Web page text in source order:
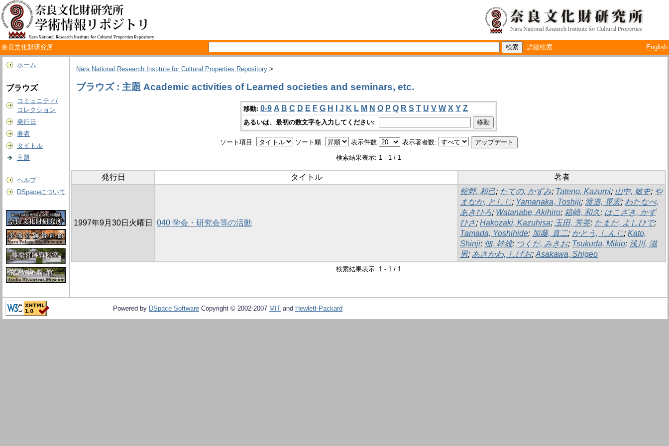
奈良文化財研究所 詳細検索 English
ホーム
ブラウズ
コミュニティ/
コレクション
発行日
著者
タイトル
主題
ヘルプ
DSpaceについて
Nara National Research Institute for Cultural Properties Repository >
ブラウズ : 主題 Academic activities of Learned societies and seminars, etc.
移動: 0-9 A B C D E F G H J K L M N O P Q R S T U V W X Y Z
あるいは、最初の数文字を入力してください:
ソート項目: ソート順: 表示件数 表示著者数:
検索結果表示: 1 - 1 / 1
発行日 タイトル 著者
1997年9月30日火曜日 040 学会・研究会等の活動
舘野, 和己; たての, かずみ; Tateno, Kazumi; 山中, 敏史; や
まなか, としじ; Yamanaka, Toshiji; 渡邉, 晃宏; わたなべ,
あきひろ; Watanabe, Akihiro; 箱崎, 和久; はこざき, かず
ひさ; Hakozaki, Kazuhisa; 玉田, 芳英; たまだ, よしひで;
Tamada, Yoshihide; 加藤, 真二; かとう, しんじ; Kato,
Shinji; 佃, 幹雄; つくだ, みきお; Tsukuda, Mikio; 浅川, 滋
男; あさかわ, しげお; Asakawa, Shigeo
検索結果表示: 1 - 1 / 1
Powered by DSpace Software Copyright © 2002-2007 MIT and Hewlett-Packard